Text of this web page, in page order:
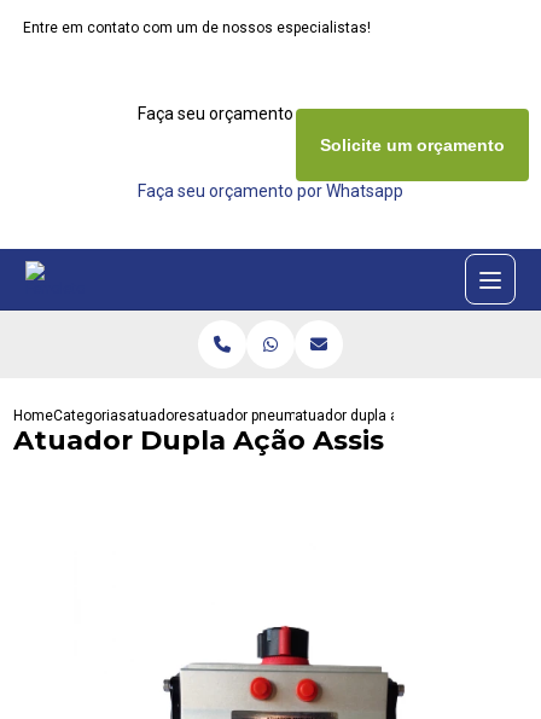
Entre em contato com um de nossos especialistas!
Faça seu orçamento agora mesmo
Faça seu orçamento por Whatsapp
Solicite um orçamento
HomeCategoriasatuadoresatuador pneumatico rotativo
atuador dupla acao assis
Atuador Dupla Ação Assis